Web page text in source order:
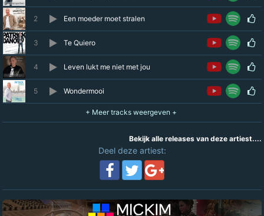
2 Een moeder moet stralen
3 Te Quiero
4 Leven lukt me niet met jou
5 Wondermooi
Bekijk alle releases van deze artiest....
Deel deze artiest: